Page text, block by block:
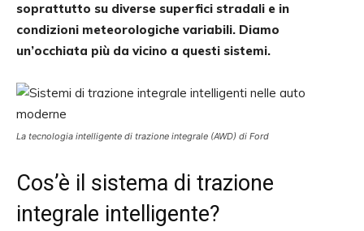
soprattutto su diverse superfici stradali e in
condizioni meteorologiche variabili. Diamo
un’occhiata più da vicino a questi sistemi.
La tecnologia intelligente di trazione integrale (AWD) di Ford
Cos’è il sistema di trazione
integrale intelligente?